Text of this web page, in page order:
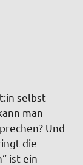
selbst
man
Und
die
ist ein